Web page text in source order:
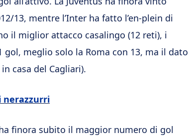
13, mentre l’Inter ha fatto l’en-plein di
il miglior attacco casalingo (12 reti), i
meglio solo la Roma con 13, ma il dato
casa del Cagliari).
nerazzurri
finora subito il maggior numero di gol